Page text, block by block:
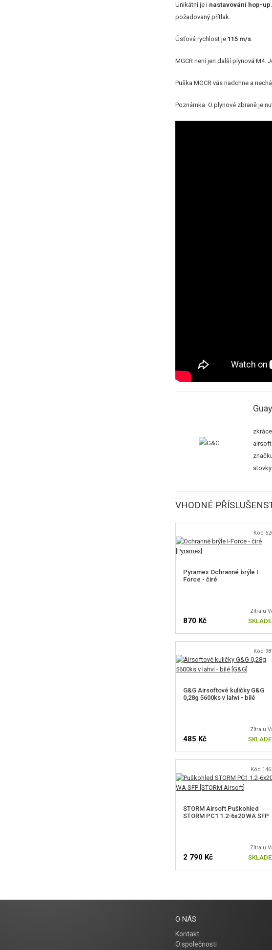
Unikátní je i nastavování hop-up
požadovaný přítlak.
Úsťová rychlost je 115 m/s
MGCR není jen další plynová M4.
Puška MGCR vás nadchne a
Poznámka: O plynové zbraně je
VHODNÉ
Kód
Pyramex Ochranné brýle I-
Force - čiré
Zítra u
870 Kč
Kód
G&G Airsoftové kuličky G&G
0,28g 5600ks v lahvi - bílé
Zítra u
485 Kč
Kód
STORM Airsoft Puškohled
STORM PC1 1.2-6x20 WA SFP
Zítra u
2 790 Kč
O NÁS
Kontakt
O společnosti